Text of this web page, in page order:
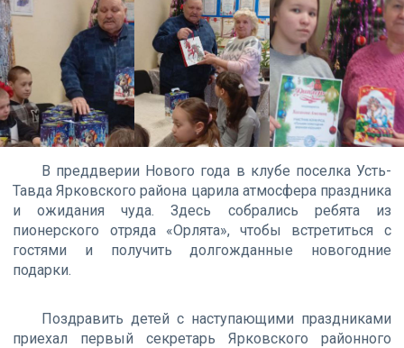
В преддверии Нового года в клубе поселка Усть-
Тавда Ярковского района царила атмосфера праздника
и ожидания чуда. Здесь собрались ребята из
пионерского отряда «Орлята», чтобы встретиться с
гостями и получить долгожданные новогодние
подарки.
Поздравить детей с наступающими праздниками
приехал первый секретарь Ярковского районного